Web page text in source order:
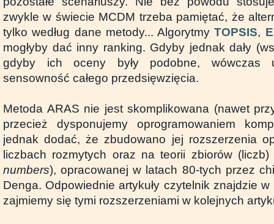
zwykle w świecie MCDM trzeba pamiętać, że
tylko według dane metody... AlgorytmyTOPSIS,
mogłyby dać inny ranking. Gdyby jednak dały
gdyby ich oceny były podobne, wówczas
sensowność całego przedsięwzięcia.
Metoda ARAS nie jest skomplikowana (nawet
przecież dysponujemy oprogramowaniem
jednak dodać, że zbudowano jej rozszerzenia
liczbach rozmytych oraz na teorii zbiorów
numbers), opracowanej w latach 80-tych przez
Denga. Odpowiednie artykuły czytelnik znajdzie
zajmiemy się tymi rozszerzeniami w kolejnych